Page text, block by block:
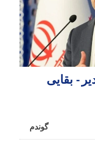
- بقایی
گوندم